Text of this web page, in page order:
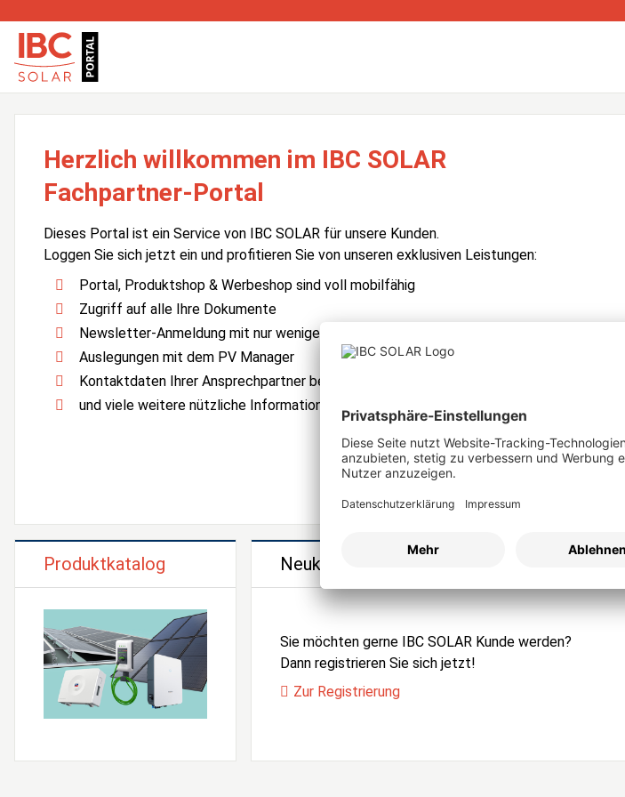
Herzlich willkommen im IBC SOLAR
Fachpartner-Portal
Dieses Portal ist ein Service von IBC SOLAR für unsere Kunden.
Loggen Sie sich jetzt ein und profitieren Sie von unseren exklusiven Leistungen:
Portal, Produktshop & Werbeshop sind voll mobilfähig
Zugriff auf alle Ihre Dokumente
Newsletter-Anmeldung mit nur wenigen Klicks
Auslegungen mit dem PV Manager
Kontaktdaten Ihrer Ansprechpartner bei IBC SOLAR
und viele weitere nützliche Informationen und Services
Produktkatalog Neukunden Registrierung
Sie möchten gerne IBC SOLAR Kunde werden?
Dann registrieren Sie sich jetzt!
Zur Registrierung